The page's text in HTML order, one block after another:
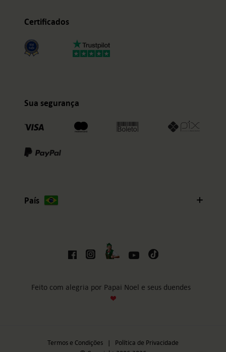
Certificados
Sua segurança
País
Feito com alegria por Papai Noel e seus duendes
Termos e Condições | Política de Privacidade